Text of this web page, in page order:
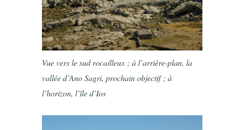
Vue vers le sud rocailleux ; à l’arrière-plan, la
vallée d’Ano Sagri, prochain objectif ; à
l’horizon, l’île d’Ios